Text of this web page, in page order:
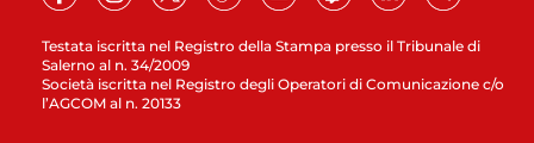
Testata iscritta nel Registro della Stampa presso il Tribunale di
Salerno al n. 34/2009
Società iscritta nel Registro degli Operatori di Comunicazione c/o
l’AGCOM al n. 20133